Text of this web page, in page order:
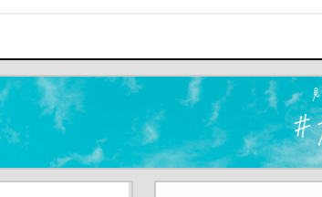
高（別ウインドウが開きます）